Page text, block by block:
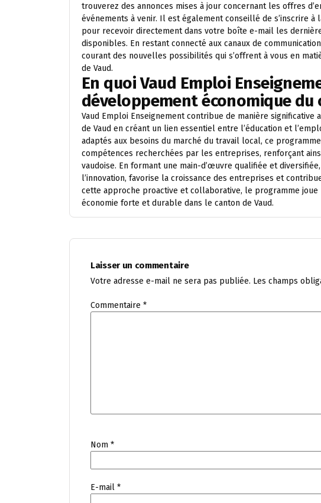
trouverez des annonces mises à jour concernant les offres
événements à venir. Il est également conseillé de s’inscrire à
pour recevoir directement dans votre boîte e-mail les
disponibles. En restant connecté aux canaux de
courant des nouvelles possibilités qui s’offrent à vous en
de Vaud.
En quoi Vaud Emploi
développement économique du
Vaud Emploi Enseignement contribue de manière significative
de Vaud en créant un lien essentiel entre l’éducation et
adaptés aux besoins du marché du travail local, ce
compétences recherchées par les entreprises, renforçant
vaudoise. En formant une main-d’œuvre qualifiée et
l’innovation, favorise la croissance des entreprises et
cette approche proactive et collaborative, le programme joue
économie forte et durable dans le canton de Vaud.
Laisser un commentaire
Votre adresse e-mail ne sera pas publiée. Les champs
Commentaire *
Nom *
E-mail *